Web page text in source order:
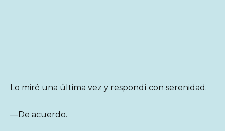
Lo miré una última vez y respondí con serenidad.
—De acuerdo.